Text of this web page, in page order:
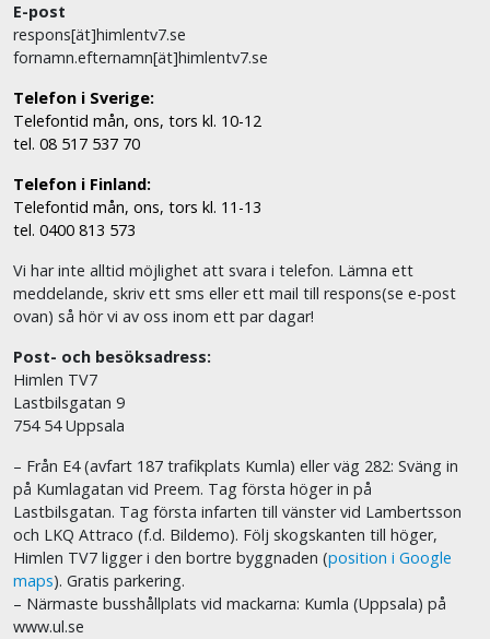
E-post
respons[ät]himlentv7.se
fornamn.efternamn[ät]himlentv7.se
Telefon i Sverige:
Telefontid mån, ons, tors kl. 10-12
tel. 08 517 537 70
Telefon i Finland:
Telefontid mån, ons, tors kl. 11-13
tel. 0400 813 573
Vi har inte alltid möjlighet att svara i telefon. Lämna ett
meddelande, skriv ett sms eller ett mail till respons(se e-post
ovan) så hör vi av oss inom ett par dagar!
Post- och besöksadress:
Himlen TV7
Lastbilsgatan 9
754 54 Uppsala
– Från E4 (avfart 187 trafikplats Kumla) eller väg 282: Sväng in
på Kumlagatan vid Preem. Tag första höger in på
Lastbilsgatan. Tag första infarten till vänster vid Lambertsson
och LKQ Attraco (f.d. Bildemo). Följ skogskanten till höger,
Himlen TV7 ligger i den bortre byggnaden (position i Google
maps). Gratis parkering.
– Närmaste busshållplats vid mackarna: Kumla (Uppsala) på
www.ul.se